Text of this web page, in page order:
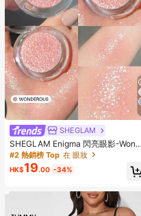
SHEGLAM
SHEGLAM Enigma 閃亮眼影-Wonde
rous 品牌美妝化妝品 適合女士與女孩
#2 熱銷榜 Top 在 眼妝
HK$19.00 -34%